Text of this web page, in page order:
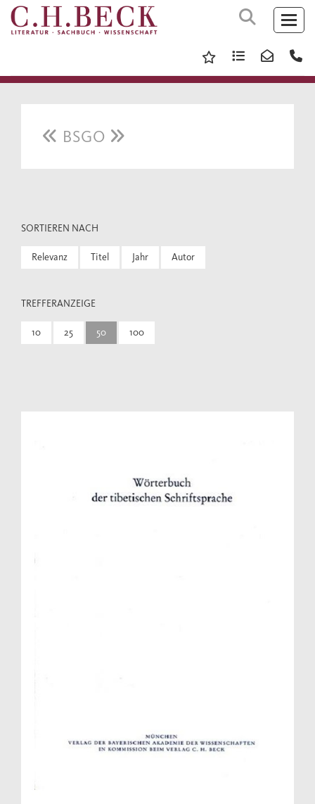
BSGO
SORTIEREN NACH
Relevanz Titel Jahr Autor
TREFFERANZEIGE
10 25 50 100